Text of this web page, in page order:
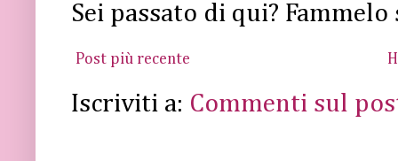
Sei passato di qui?
Post più recente
Iscriviti a: Commenti sul